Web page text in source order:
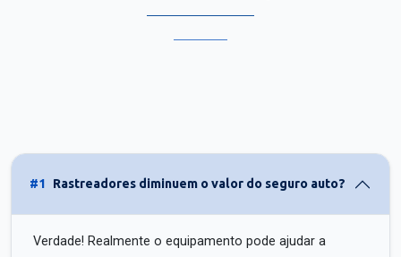
#1 Rastreadores diminuem o valor do seguro auto?
Verdade! Realmente o equipamento pode ajudar a